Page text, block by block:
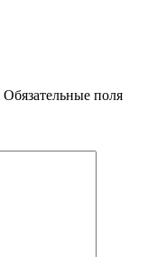
Обязательные поля